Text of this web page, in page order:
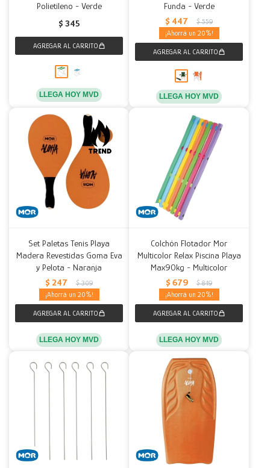
Polietileno - Verde
$ 345
LLEGA HOY MVD
Funda - Verde
$ 447 $ 559
20
LLEGA HOY MVD
Set Paletas Tenis Playa
Madera Revestidas Goma Eva
y Pelota - Naranja
$ 247 $ 309
20
LLEGA HOY MVD
Colchón Flotador Mor
Multicolor Relax Piscina Playa
Max90kg - Multicolor
$ 679 $ 849
20
LLEGA HOY MVD